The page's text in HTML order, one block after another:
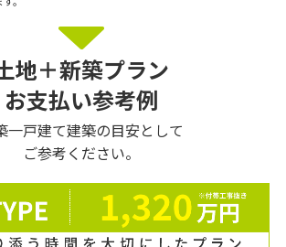
地＋新築プラン
お支払い参考例
一戸建て建築の目安として
ご参考ください。